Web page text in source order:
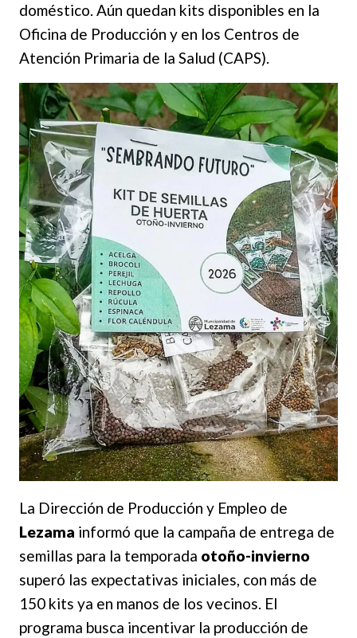
doméstico. Aún quedan kits disponibles en la
Oficina de Producción y en los Centros de
Atención Primaria de la Salud (CAPS).
La Dirección de Producción y Empleo de
Lezama informó que la campaña de entrega de
semillas para la temporada otoño-invierno
superó las expectativas iniciales, con más de
150 kits ya en manos de los vecinos. El
programa busca incentivar la producción de